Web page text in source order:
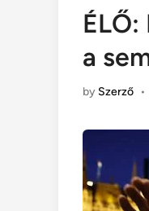
a
by Szerző •